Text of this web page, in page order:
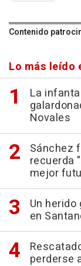
Contenido
Lo más leído
La
Novales
Sánchez
recuerda
mejor
Un
en
perderse